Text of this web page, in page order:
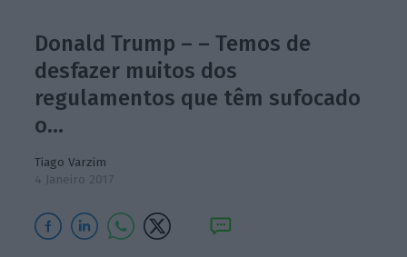
Donald Trump – – Temos de
desfazer muitos dos
regulamentos que têm sufocado
o…
Tiago Varzim
4 Janeiro 2017